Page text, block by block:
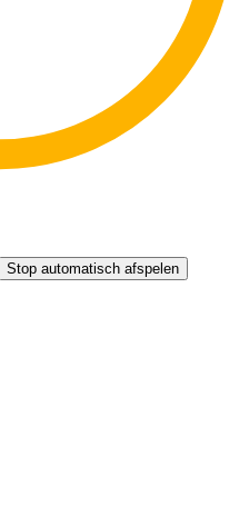
Stop automatisch afspelen